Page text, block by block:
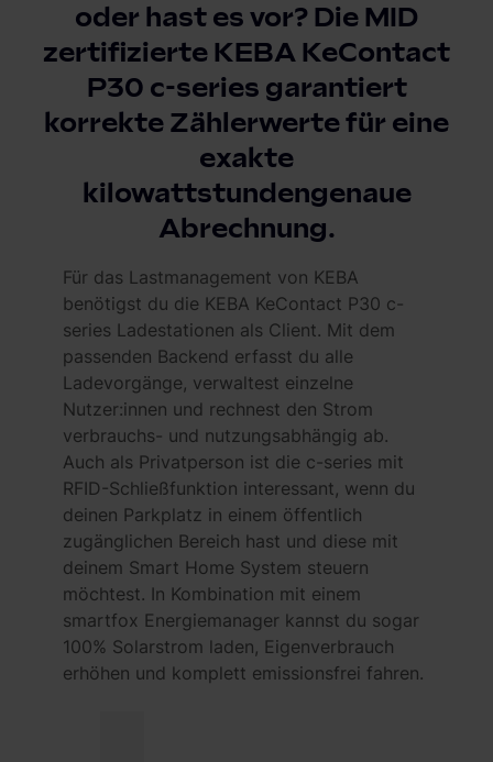
oder hast es vor? Die MID
zertifizierte KEBA KeContact
P30 c-series garantiert
korrekte Zählerwerte für eine
exakte
kilowattstundengenaue
Abrechnung.
Für das Lastmanagement von KEBA
benötigst du die KEBA KeContact P30 c-
series Ladestationen als Client. Mit dem
passenden Backend erfasst du alle
Ladevorgänge, verwaltest einzelne
Nutzer:innen und rechnest den Strom
verbrauchs- und nutzungsabhängig ab.
Auch als Privatperson ist die c-series mit
RFID-Schließfunktion interessant, wenn du
deinen Parkplatz in einem öffentlich
zugänglichen Bereich hast und diese mit
deinem Smart Home System steuern
möchtest. In Kombination mit einem
smartfox Energiemanager kannst du sogar
100% Solarstrom laden, Eigenverbrauch
erhöhen und komplett emissionsfrei fahren.